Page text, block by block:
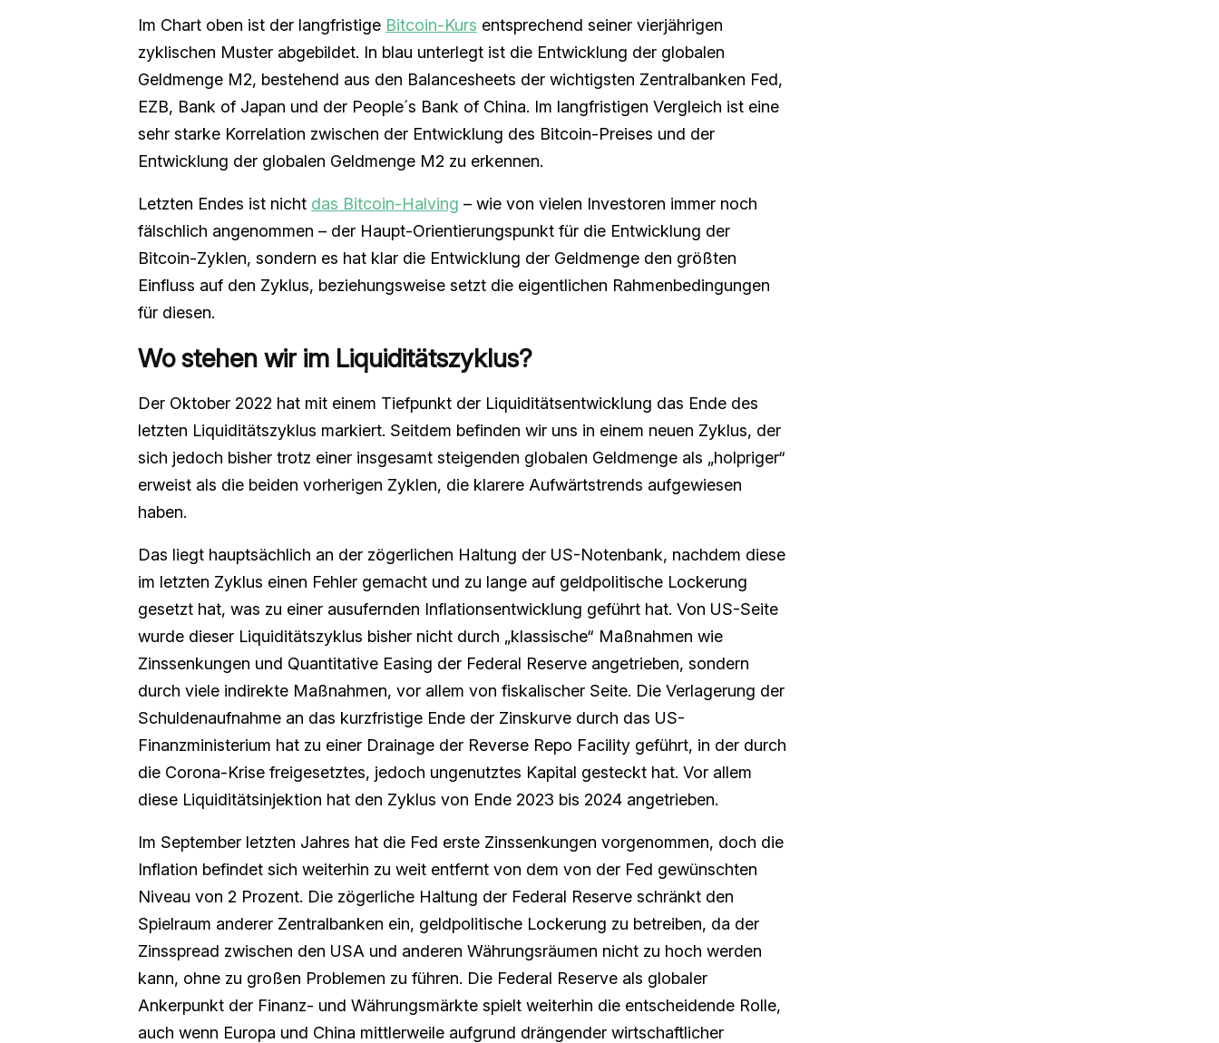
Im Chart oben ist der langfristige Bitcoin-Kurs entsprechend seiner vierjährigen
zyklischen Muster abgebildet. In blau unterlegt ist die Entwicklung der globalen
Geldmenge M2, bestehend aus den Balancesheets der wichtigsten Zentralbanken Fed,
EZB, Bank of Japan und der People´s Bank of China. Im langfristigen Vergleich ist eine
sehr starke Korrelation zwischen der Entwicklung des Bitcoin-Preises und der
Entwicklung der globalen Geldmenge M2 zu erkennen.
Letzten Endes ist nicht das Bitcoin-Halving – wie von vielen Investoren immer noch
fälschlich angenommen – der Haupt-Orientierungspunkt für die Entwicklung der
Bitcoin-Zyklen, sondern es hat klar die Entwicklung der Geldmenge den größten
Einfluss auf den Zyklus, beziehungsweise setzt die eigentlichen Rahmenbedingungen
für diesen.
Wo stehen wir im Liquiditätszyklus?
Der Oktober 2022 hat mit einem Tiefpunkt der Liquiditätsentwicklung das Ende des
letzten Liquiditätszyklus markiert. Seitdem befinden wir uns in einem neuen Zyklus, der
sich jedoch bisher trotz einer insgesamt steigenden globalen Geldmenge als „holpriger“
erweist als die beiden vorherigen Zyklen, die klarere Aufwärtstrends aufgewiesen
haben.
Das liegt hauptsächlich an der zögerlichen Haltung der US-Notenbank, nachdem diese
im letzten Zyklus einen Fehler gemacht und zu lange auf geldpolitische Lockerung
gesetzt hat, was zu einer ausufernden Inflationsentwicklung geführt hat. Von US-Seite
wurde dieser Liquiditätszyklus bisher nicht durch „klassische“ Maßnahmen wie
Zinssenkungen und Quantitative Easing der Federal Reserve angetrieben, sondern
durch viele indirekte Maßnahmen, vor allem von fiskalischer Seite. Die Verlagerung der
Schuldenaufnahme an das kurzfristige Ende der Zinskurve durch das US-
Finanzministerium hat zu einer Drainage der Reverse Repo Facility geführt, in der durch
die Corona-Krise freigesetztes, jedoch ungenutztes Kapital gesteckt hat. Vor allem
diese Liquiditätsinjektion hat den Zyklus von Ende 2023 bis 2024 angetrieben.
Im September letzten Jahres hat die Fed erste Zinssenkungen vorgenommen, doch die
Inflation befindet sich weiterhin zu weit entfernt von dem von der Fed gewünschten
Niveau von 2 Prozent. Die zögerliche Haltung der Federal Reserve schränkt den
Spielraum anderer Zentralbanken ein, geldpolitische Lockerung zu betreiben, da der
Zinsspread zwischen den USA und anderen Währungsräumen nicht zu hoch werden
kann, ohne zu großen Problemen zu führen. Die Federal Reserve als globaler
Ankerpunkt der Finanz- und Währungsmärkte spielt weiterhin die entscheidende Rolle,
auch wenn Europa und China mittlerweile aufgrund drängender wirtschaftlicher